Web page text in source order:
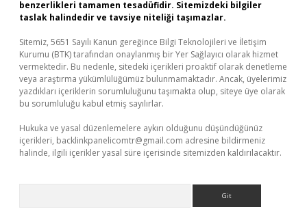
benzerlikleri tamamen tesadüfidir. Sitemizdeki bilgiler
taslak halindedir ve tavsiye niteliği taşımazlar.
Sitemiz, 5651 Sayılı Kanun gereğince Bilgi Teknolojileri ve İletişim
Kurumu (BTK) tarafından onaylanmış bir Yer Sağlayıcı olarak hizmet
vermektedir. Bu nedenle, sitedeki içerikleri proaktif olarak denetleme
veya araştırma yükümlülüğümüz bulunmamaktadır. Ancak, üyelerimiz
yazdıkları içeriklerin sorumluluğunu taşımakta olup, siteye üye olarak
bu sorumluluğu kabul etmiş sayılırlar.
Hukuka ve yasal düzenlemelere aykırı olduğunu düşündüğünüz
içerikleri, backlinkpanelicomtr@gmail.com adresine bildirmeniz
halinde, ilgili içerikler yasal süre içerisinde sitemizden kaldırılacaktır.